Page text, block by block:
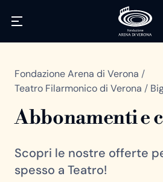
Fondazione Arena di Verona /
Teatro Filarmonico di Verona /
Abbonamenti e
Scopri le nostre offerte
spesso a Teatro!